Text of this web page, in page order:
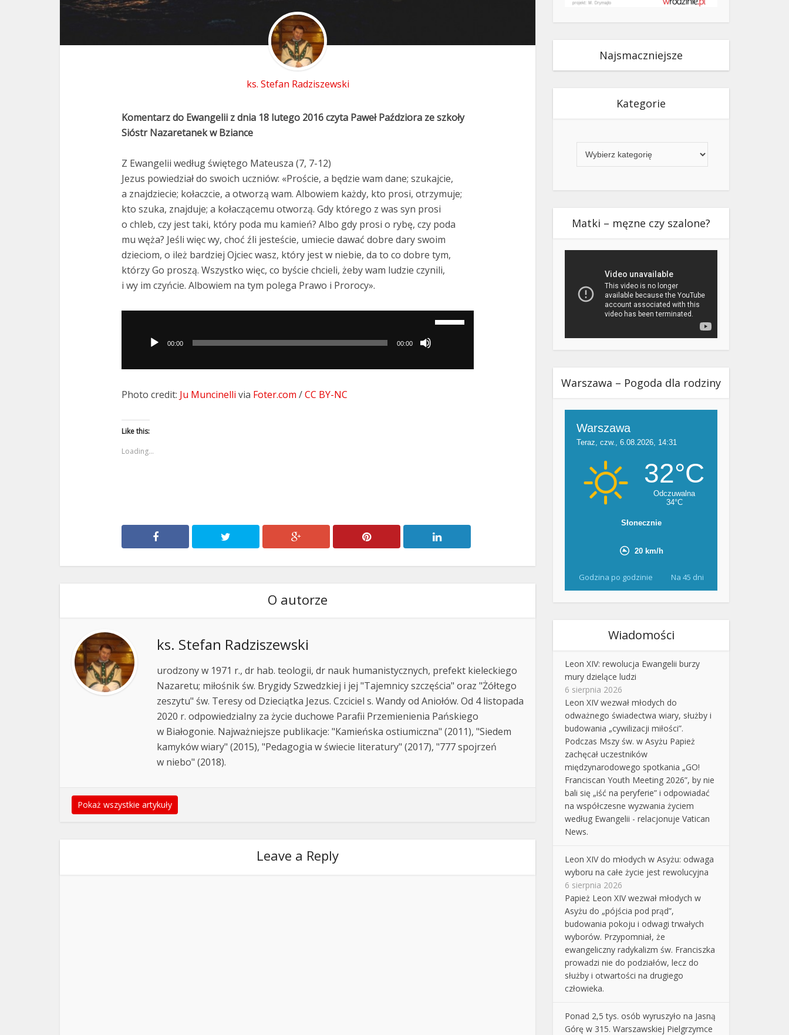
ks. Stefan Radziszewski
Komentarz do Ewangelii z dnia 18 lutego 2016 czyta Paweł Paździora ze szkoły
Sióstr Nazaretanek w Bziance
Z Ewangelii według świętego Mateusza (7, 7-12)
Jezus powiedział do swoich uczniów: «Proście, a będzie wam dane; szukajcie,
a znajdziecie; kołaczcie, a otworzą wam. Albowiem każdy, kto prosi, otrzymuje;
kto szuka, znajduje; a kołaczącemu otworzą. Gdy którego z was syn prosi
o chleb, czy jest taki, który poda mu kamień? Albo gdy prosi o rybę, czy poda
mu węża? Jeśli więc wy, choć źli jesteście, umiecie dawać dobre dary swoim
dzieciom, o ileż bardziej Ojciec wasz, który jest w niebie, da to co dobre tym,
którzy Go proszą. Wszystko więc, co byście chcieli, żeby wam ludzie czynili,
i wy im czyńcie. Albowiem na tym polega Prawo i Prorocy».
dźwiękowych
00:00 00:00
Photo credit: Ju Muncinelli via Foter.com /CC BY-NC
Like this:
Loading...
O autorze
ks. Stefan Radziszewski
urodzony w 1971 r., dr hab. teologii, dr nauk humanistycznych, prefekt kieleckiego
Nazaretu; miłośnik św. Brygidy Szwedzkiej i jej "Tajemnicy szczęścia" oraz "Żółtego
zeszytu" św. Teresy od Dzieciątka Jezus. Czciciel s. Wandy od Aniołów. Od 4 listopada
2020 r. odpowiedzialny za życie duchowe Parafii Przemienienia Pańskiego
w Białogonie. Najważniejsze publikacje: "Kamieńska ostiumiczna" (2011), "Siedem
kamyków wiary" (2015), "Pedagogia w świecie literatury" (2017), "777 spojrzeń
w niebo" (2018).
Pokaż wszystkie artykuły
Leave a Reply
Najsmaczniejsze
Kategorie
Matki – męzne czy szalone?
Warszawa – Pogoda dla rodziny
Godzina po godzinie Na 45 dni
Wiadomości
Leon XIV: rewolucja Ewangelii burzy
mury dzielące ludzi
6 sierpnia 2026
Leon XIV wezwał młodych do
odważnego świadectwa wiary, służby i
budowania „cywilizacji miłości”.
Podczas Mszy św. w Asyżu Papież
zachęcał uczestników
międzynarodowego spotkania „GO!
Franciscan Youth Meeting 2026”, by nie
bali się „iść na peryferie” i odpowiadać
na współczesne wyzwania życiem
według Ewangelii - relacjonuje Vatican
News.
Leon XIV do młodych w Asyżu: odwaga
wyboru na całe życie jest rewolucyjna
6 sierpnia 2026
Papież Leon XIV wezwał młodych w
Asyżu do „pójścia pod prąd”,
budowania pokoju i odwagi trwałych
wyborów. Przypomniał, że
ewangeliczny radykalizm św. Franciszka
prowadzi nie do podziałów, lecz do
służby i otwartości na drugiego
człowieka.
Ponad 2,5 tys. osób wyruszyło na Jasną
Górę w 315. Warszawskiej Pielgrzymce